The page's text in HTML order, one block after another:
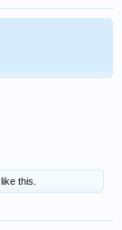
like this.